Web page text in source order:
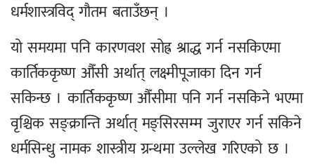
धर्मशास्त्रविद् गौतम बताउँछन् ।
यो समयमा पनि कारणवश सोह्र श्राद्ध गर्न नसकिएमा
कार्तिककृष्ण औँसी अर्थात् लक्ष्मीपूजाका दिन गर्न
सकिन्छ । कार्तिककृष्ण औँसीमा पनि गर्न नसकिने भएमा
वृश्चिक सङ्क्रान्ति अर्थात् मङ्सिरसम्म जुराएर गर्न सकिने
धर्मसिन्धु नामक शास्त्रीय ग्रन्थमा उल्लेख गरिएको छ ।